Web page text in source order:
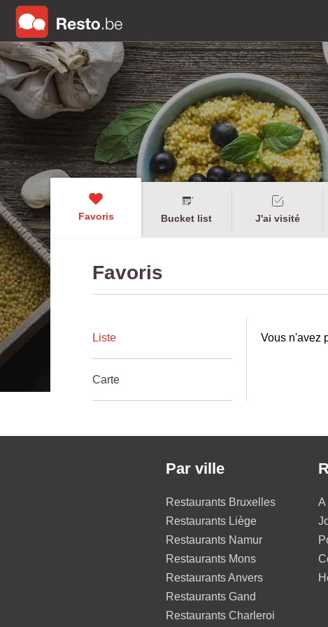
Favoris Bucket list J'ai visité
Favoris
Liste
Carte
Vous n'avez
Par ville
Restaurants Bruxelles
Restaurants Liège
Restaurants Namur
Restaurants Mons
Restaurants Anvers
Restaurants Gand
Restaurants Charleroi
A